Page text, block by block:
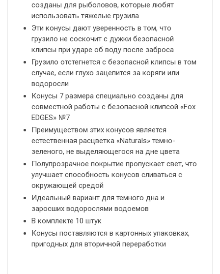
созданы для рыболовов, которые любят
использовать тяжелые грузила
Эти конусы дают уверенность в том, что
грузило не соскочит с дужки безопасной
клипсы при ударе об воду после заброса
Грузило отстегнется с безопасной клипсы в том
случае, если глухо зацепится за коряги или
водоросли
Конусы 7 размера специально созданы для
совместной работы с безопасной клипсой «Fox
EDGES» №7
Преимуществом этих конусов является
естественная расцветка «Naturals» темно-
зеленого, не выделяющегося на дне цвета
Полупрозрачное покрытие пропускает свет, что
улучшает способность конусов сливаться с
окружающей средой
Идеальный вариант для темного дна и
заросших водорослями водоемов
В комплекте 10 штук
Конусы поставляются в картонных упаковках,
пригодных для вторичной переработки